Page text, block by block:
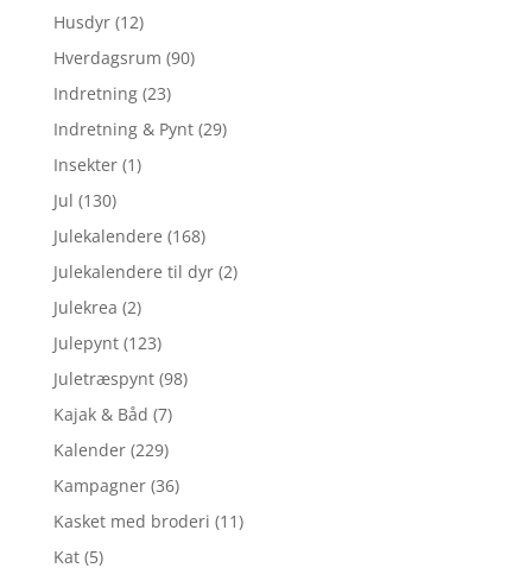
Husdyr (12)
Hverdagsrum (90)
Indretning (23)
Indretning & Pynt (29)
Insekter (1)
Jul (130)
Julekalendere (168)
Julekalendere til dyr (2)
Julekrea (2)
Julepynt (123)
Juletræspynt (98)
Kajak & Båd (7)
Kalender (229)
Kampagner (36)
Kasket med broderi (11)
Kat (5)